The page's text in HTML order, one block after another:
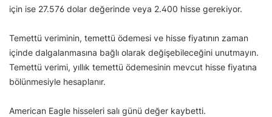
için ise 27.576 dolar değerinde veya 2.400 hisse gerekiyor.
Temettü veriminin, temettü ödemesi ve hisse fiyatının zaman
içinde dalgalanmasına bağlı olarak değişebileceğini unutmayın.
Temettü verimi, yıllık temettü ödemesinin mevcut hisse fiyatına
bölünmesiyle hesaplanır.
American Eagle hisseleri salı günü değer kaybetti.